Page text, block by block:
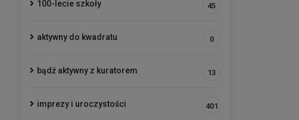
100-lecie szkoły 45
aktywny do kwadratu 0
bądź aktywny z kuratorem 13
imprezy i uroczystości 401